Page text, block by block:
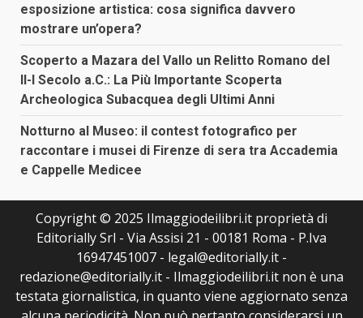
esposizione artistica: cosa significa davvero
mostrare un’opera?
Scoperto a Mazara del Vallo un Relitto Romano del
II-I Secolo a.C.: La Più Importante Scoperta
Archeologica Subacquea degli Ultimi Anni
Notturno al Museo: il contest fotografico per
raccontare i musei di Firenze di sera tra Accademia
e Cappelle Medicee
Copyright © 2025 Ilmaggiodeilibri.it proprietà di
Editorially Srl - Via Assisi 21 - 00181 Roma - P.Iva
16947451007 - legal@editorially.it -
redazione@editorially.it - Ilmaggiodeilibri.it non è una
testata giornalistica, in quanto viene aggiornato senza